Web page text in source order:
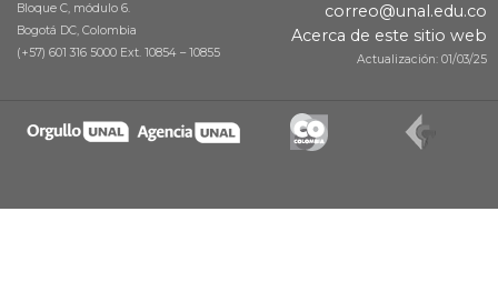
Bloque C, módulo 6.
Bogotá DC, Colombia
(+57) 601 316 5000 Ext. 10854 – 10855
correo@unal.edu.co
Acerca de este sitio web
Actualización: 01/03/25